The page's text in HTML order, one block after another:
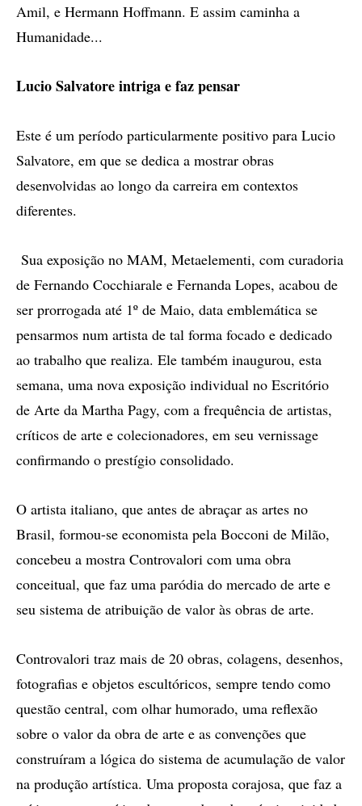
Amil, e Hermann Hoffmann. E assim caminha a
Humanidade...
Lucio Salvatore intriga e faz pensar
Este é um período particularmente positivo para Lucio
Salvatore, em que se dedica a mostrar obras
desenvolvidas ao longo da carreira em contextos
diferentes.
Sua exposição no MAM, Metaelementi, com curadoria
de Fernando Cocchiarale e Fernanda Lopes, acabou de
ser prorrogada até 1º de Maio, data emblemática se
pensarmos num artista de tal forma focado e dedicado
ao trabalho que realiza. Ele também inaugurou, esta
semana, uma nova exposição individual no Escritório
de Arte da Martha Pagy, com a frequência de artistas,
críticos de arte e colecionadores, em seu vernissage
confirmando o prestígio consolidado.
O artista italiano, que antes de abraçar as artes no
Brasil, formou-se economista pela Bocconi de Milão,
concebeu a mostra Controvalori com uma obra
conceitual, que faz uma paródia do mercado de arte e
seu sistema de atribuição de valor às obras de arte.
Controvalori traz mais de 20 obras, colagens, desenhos,
fotografias e objetos escultóricos, sempre tendo como
questão central, com olhar humorado, uma reflexão
sobre o valor da obra de arte e as convenções que
construíram a lógica do sistema de acumulação de valor
na produção artística. Uma proposta corajosa, que faz a